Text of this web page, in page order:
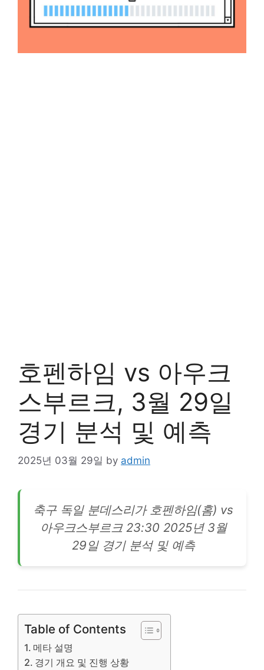
호펜하임 vs 아우크
스부르크, 3월 29일
경기 분석 및 예측
2025년 03월 29일 by admin
축구 독일 분데스리가 호펜하임(홈) vs
아우크스부르크 23:30 2025년 3월
29일 경기 분석 및 예측
Table of Contents
메타 설명
경기 개요 및 진행 상황